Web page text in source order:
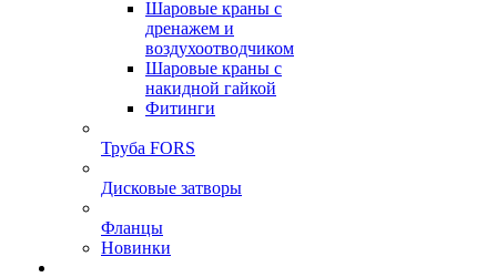
Шаровые краны с
дренажем и
воздухоотводчиком
Шаровые краны с
накидной гайкой
Фитинги
Труба FORS
Дисковые затворы
Фланцы
Новинки